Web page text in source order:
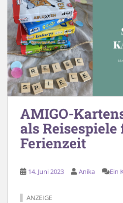
AMIGO-
als
Ferienzeit
14. Juni 2023 Anika Ein
ANZEIGE